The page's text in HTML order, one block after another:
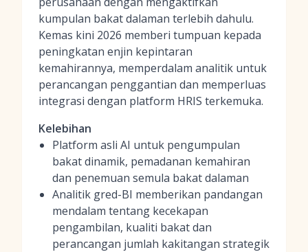
kumpulan bakat dalaman terlebih dahulu.
Kemas kini 2026 memberi tumpuan kepada
peningkatan enjin kepintaran
kemahirannya, memperdalam analitik untuk
perancangan penggantian dan memperluas
integrasi dengan platform HRIS terkemuka.
Kelebihan
Platform asli AI untuk pengumpulan
bakat dinamik, pemadanan kemahiran
dan penemuan semula bakat dalaman
Analitik gred-BI memberikan pandangan
mendalam tentang kecekapan
pengambilan, kualiti bakat dan
perancangan jumlah kakitangan strategik